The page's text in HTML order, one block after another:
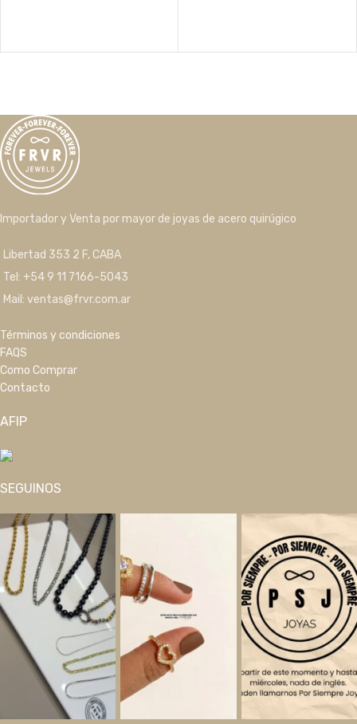
Importador y Venta por mayor de joyas de acero quirúgico
Libertad 353 2 F, CABA
Tel: +54 9 11 7166-5043
Mail: ventas@frvr.com.ar
Términos y condiciones
FAQS
Como Comprar
Contacto
AFIP
SEGUINOS